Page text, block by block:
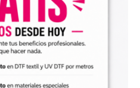
a crear nuevas colecciones
desde cero. Solo
a tus necesidades, preparar
impresión y producirlo con tu